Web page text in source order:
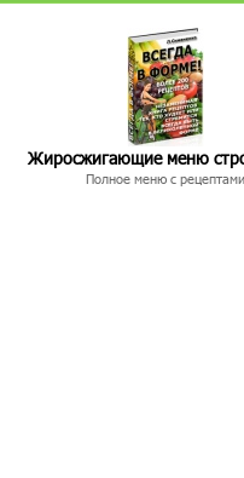
Жиросжигающие меню
Полное меню с рецептами